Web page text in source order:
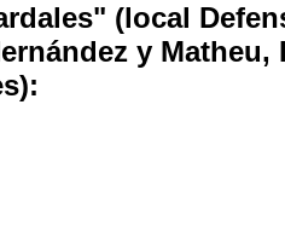
(local
y Matheu,